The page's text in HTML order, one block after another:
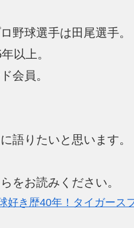
野球選手は田尾選手。
以上。
会員。
語りたいと思います。
をお読みください。
好き歴40年！タイガース